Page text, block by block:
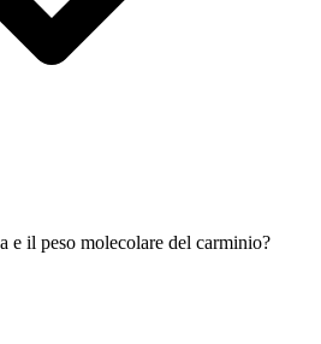
e il peso molecolare del carminio?